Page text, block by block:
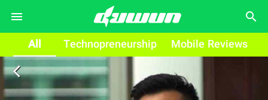
search
All Technopreneurship Mobile Reviews
arrow_back_ios